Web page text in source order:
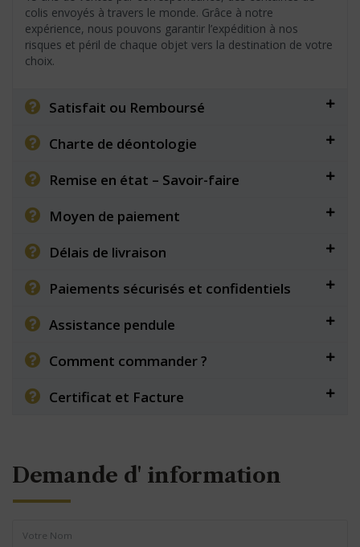
colis envoyés à travers le monde. Grâce à notre
expérience, nous pouvons garantir l’expédition à nos
risques et péril de chaque objet vers la destination de votre
choix.
Satisfait ou Remboursé
Charte de déontologie
Remise en état – Savoir-faire
Moyen de paiement
Délais de livraison
Paiements sécurisés et confidentiels
Assistance pendule
Comment commander ?
Certificat et Facture
Demande d' information